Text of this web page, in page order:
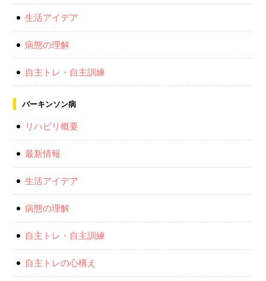
生活アイデア
病態の理解
自主トレ・自主訓練
パーキンソン病
リハビリ概要
最新情報
生活アイデア
病態の理解
自主トレ・自主訓練
自主トレの心構え